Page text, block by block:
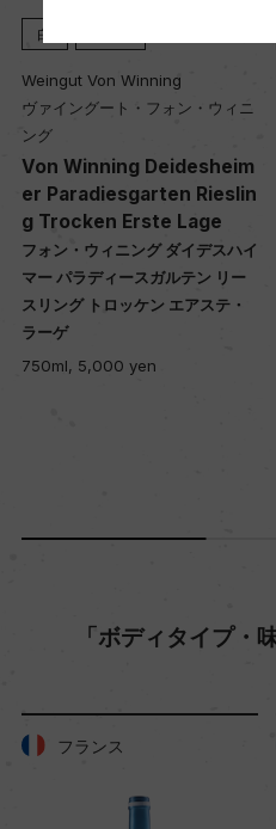
12年
土壌
砂岩、第三紀の石灰岩、
品質分類・原産地呼称
クヴァリテーツヴァイン
格付
12
キャップの仕様
白
Weingut Von Winning
ヴァイングート・フォン・ウィニ
ング
Von Winning Deidesheim
er Paradiesgarten Rieslin
g Trocken Erste Lage
フォン・ウィニング ダイデスハイ
マー パラディースガルテン リー
スリング トロッケン エアステ・
ラーゲ
750ml, 5,000 yen
「ボディタイプ・
フランス